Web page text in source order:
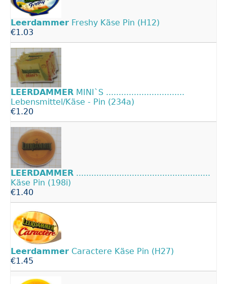
Leerdammer Freshy Käse Pin (H12)
€1.03
LEERDAMMER MINI`S ...............................
Lebensmittel/Käse - Pin (234a)
€1.20
LEERDAMMER .....................................................
Käse Pin (198i)
€1.40
Leerdammer Caractere Käse Pin (H27)
€1.45